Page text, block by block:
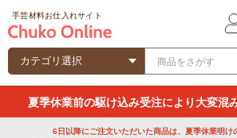
手芸材料お仕入れサイト
夏季休業前の駆け込み受注により大変混
6日以降にご注文いただいた商品は、夏季休業明け